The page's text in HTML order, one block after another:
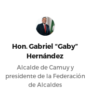
Hon. Gabriel “Gaby”
Hernández
Alcalde de Camuy y
presidente de la Federación
de Alcaldes